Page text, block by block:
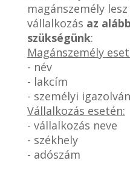
magánszemély
vállalkozás az
szükségünk:
Magánszemély
- név
- lakcím
- személyi
Vállalkozás esetén:
- vállalkozás neve
- székhely
- adószám